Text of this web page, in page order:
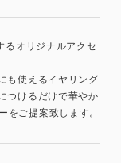
るオリジナルアクセ
も使えるイヤリング
つけるだけで華やか
ご提案致します。